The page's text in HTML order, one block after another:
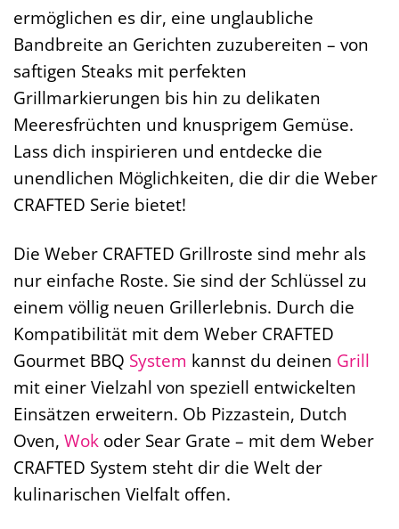
ermöglichen es dir, eine unglaubliche
Bandbreite an Gerichten zuzubereiten – von
saftigen Steaks mit perfekten
Grillmarkierungen bis hin zu delikaten
Meeresfrüchten und knusprigem Gemüse.
Lass dich inspirieren und entdecke die
unendlichen Möglichkeiten, die dir die Weber
CRAFTED Serie bietet!
Die Weber CRAFTED Grillroste sind mehr als
nur einfache Roste. Sie sind der Schlüssel zu
einem völlig neuen Grillerlebnis. Durch die
Kompatibilität mit dem Weber CRAFTED
Gourmet BBQ System kannst du deinen Grill
mit einer Vielzahl von speziell entwickelten
Einsätzen erweitern. Ob Pizzastein, Dutch
Oven, Wok oder Sear Grate – mit dem Weber
CRAFTED System steht dir die Welt der
kulinarischen Vielfalt offen.